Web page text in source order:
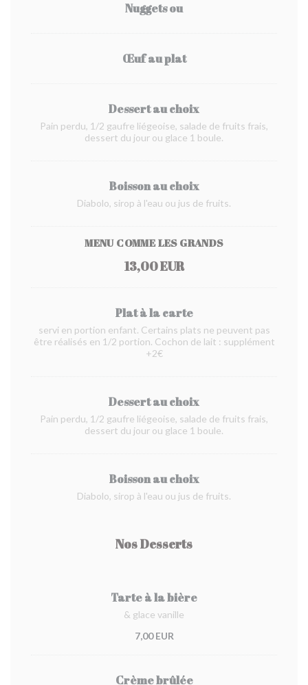
Nuggets ou
Œuf au plat
Dessert au choix
Pain perdu, 1/2 gaufre liégeoise, salade de fruits frais,
dessert du jour ou glace 1 boule.
Boisson au choix
Diabolo, sirop à l'eau ou jus de fruits.
MENU COMME LES GRANDS
13,00 EUR
Plat à la carte
servi en portion enfant. Certains plats ne peuvent pas
être réalisés en 1/2 portion. Cochon de lait : supplément
+2€
Dessert au choix
Pain perdu, 1/2 gaufre liégeoise, salade de fruits frais,
dessert du jour ou glace 1 boule.
Boisson au choix
Diabolo, sirop à l'eau ou jus de fruits.
Nos Desserts
Tarte à la bière
& glace vanille
7,00 EUR
Crème brûlée